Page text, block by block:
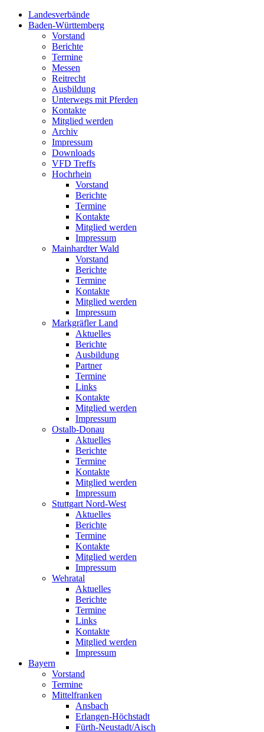
Landesverbände
Baden-Württemberg
Vorstand
Berichte
Termine
Messen
Reitrecht
Ausbildung
Unterwegs mit Pferden
Kontakte
Mitglied werden
Archiv
Impressum
Downloads
VFD Treffs
Hochrhein
Vorstand
Berichte
Termine
Kontakte
Mitglied werden
Impressum
Mainhardter Wald
Vorstand
Berichte
Termine
Kontakte
Mitglied werden
Impressum
Markgräfler Land
Aktuelles
Berichte
Ausbildung
Partner
Termine
Links
Kontakte
Mitglied werden
Impressum
Ostalb-Donau
Aktuelles
Berichte
Termine
Kontakte
Mitglied werden
Impressum
Stuttgart Nord-West
Aktuelles
Berichte
Termine
Kontakte
Mitglied werden
Impressum
Wehratal
Aktuelles
Berichte
Termine
Links
Kontakte
Mitglied werden
Impressum
Bayern
Vorstand
Termine
Mittelfranken
Ansbach
Erlangen-Höchstadt
Fürth-Neustadt/Aisch